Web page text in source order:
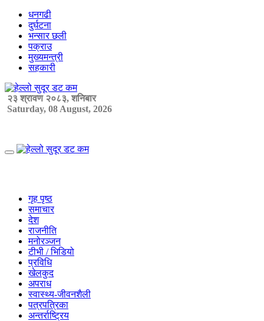
Skip
content
धनगढी
दुर्घटना
भन्सार छली
पक्राउ
मुख्यमन्त्री
सहकारी
२३ श्रावण २०८३, शनिबार
Saturday, 08 August, 2026
Primary
गृह पृष्ठ
समाचार
देश
राजनीति
मनोरञ्जन
टीभी / भिडियो
प्रविधि
खेलकुद
अपराध
स्वास्थ्य-जीवनशैली
पत्रपत्रिका
अन्तर्राष्ट्रिय